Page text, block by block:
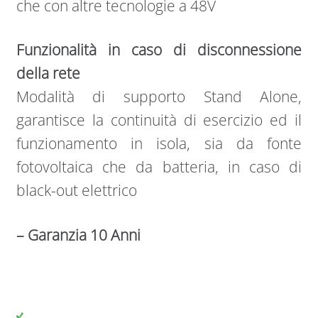
che con altre tecnologie a 48V
Funzionalità in caso di disconnessione
della rete
Modalità di supporto Stand Alone,
garantisce la continuità di esercizio ed il
funzionamento in isola, sia da fonte
fotovoltaica che da batteria, in caso di
black-out elettrico
– Garanzia 10 Anni